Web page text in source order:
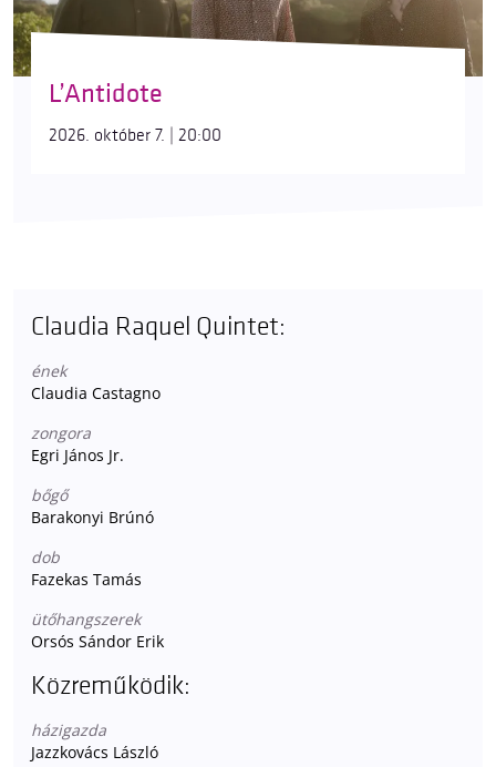
L’Antidote
2026. október 7. | 20:00
Claudia Raquel Quintet:
ének
Claudia Castagno
zongora
Egri János Jr.
bőgő
Barakonyi Brúnó
dob
Fazekas Tamás
ütőhangszerek
Orsós Sándor Erik
Közreműködik:
házigazda
Jazzkovács László